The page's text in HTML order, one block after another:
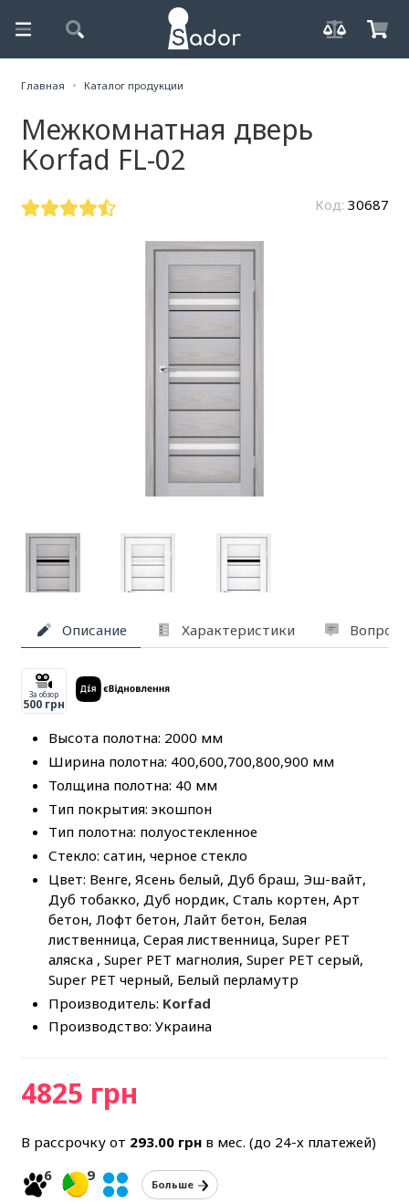
Главная Каталог продукции
Межкомнатная дверь
Korfad FL-02
Код: 30687
Описание Характеристики
За обзор
500 грн
Высота полотна: 2000 мм
Ширина полотна: 400,600,700,800,900 мм
Толщина полотна: 40 мм
Тип покрытия: экошпон
Тип полотна: полуостекленное
Стекло: сатин, черное стекло
Цвет: Венге, Ясень белый, Дуб браш, Эш-вайт,
Дуб тобакко, Дуб нордик, Сталь кортен, Арт
бетон, Лофт бетон, Лайт бетон, Белая
лиственница, Серая лиственница, Super PET
аляска , Super PET магнолия, Super PET серый,
Super PET черный, Белый перламутр
Производитель: Korfad
Производство: Украина
4825 грн
В рассрочку от 293.00грнв мес. (до 24-х платежей)
6
9
Больше